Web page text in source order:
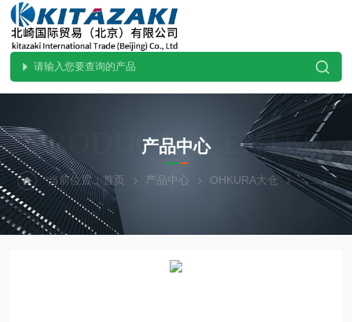
PRODUCTS CENTER
产品中心
当前位置：首页 产品中心 OHKURA大仓 水位计